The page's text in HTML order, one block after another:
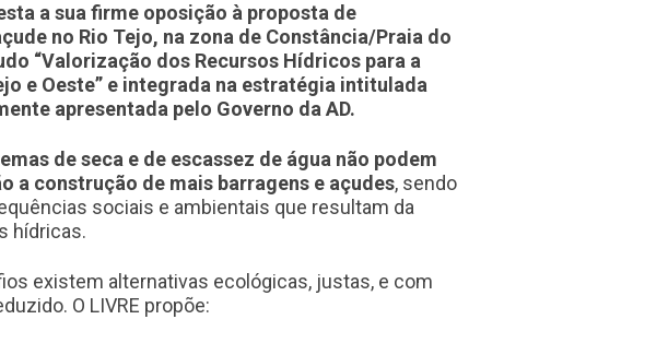
a sua firme oposição à proposta de
no Rio Tejo, na zona de Constância/Praia do
“Valorização dos Recursos Hídricos para a
e Oeste” e integrada na estratégia intitulada
apresentada pelo Governo da AD.
de seca e de escassez de água não podem
a construção de mais barragens e açudes, sendo
sociais e ambientais que resultam da
hídricas.
existem alternativas ecológicas, justas, e com
O LIVRE propõe: